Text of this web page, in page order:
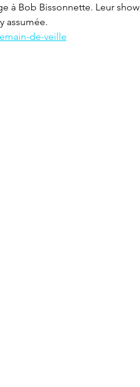
à Bob Bissonnette. Leur show
assumée.
de-veille